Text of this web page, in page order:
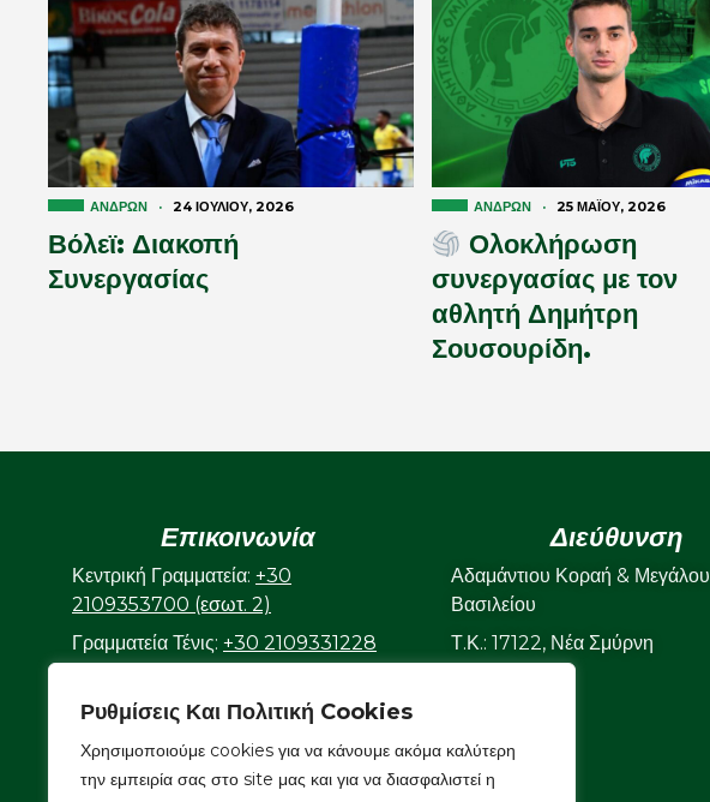
Ρυθμίσεις Και Πολιτική Cookies
Χρησιμοποιούμε cookies για να κάνουμε ακόμα καλύτερη
την εμπειρία σας στο site μας και για να διασφαλιστεί η
ΑΝΔΡΏΝ · 24 ΙΟΥΛΊΟΥ, 2026
Βόλεϊ: Διακοπή
Συνεργασίας
ΑΝΔΡΏΝ · 25 ΜΑΪ́ΟΥ, 2026
Ολοκλήρωση
συνεργασίας με τον
αθλητή Δημήτρη
Σουσουρίδη.
Επικοινωνία
Κεντρική Γραμματεία: +30
2109353700 (εσωτ. 2)
Γραμματεία Τένις: +30 2109331228
Γραμματεία Κολυμβητικού:+30
2109323632
Ε-mail:info@aonsmilon.gr
Διεύθυνση
Αδαμάντιου Κοραή & Μεγάλου
Βασιλείου
Τ.Κ.: 17122, Νέα Σμύρνη